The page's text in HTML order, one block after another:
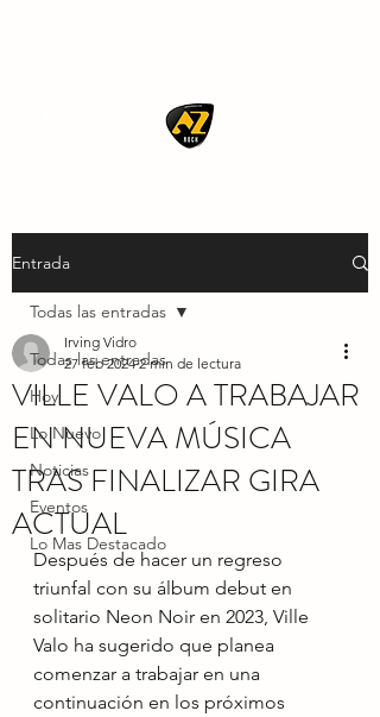
Entrada
Todas las entradas
Hoy
Lo Nuevo
Noticias
Eventos
Lo Mas Destacado
Todas las entradas
VILLE VALO A TRABAJAR
EN NUEVA MÚSICA
TRAS FINALIZAR GIRA
ACTUAL
Irving Vidro
27 feb 2024 2 min de lectura
Después de hacer un regreso
triunfal con su álbum debut en
solitario Neon Noir en 2023, Ville
Valo ha sugerido que planea
comenzar a trabajar en una
continuación en los próximos